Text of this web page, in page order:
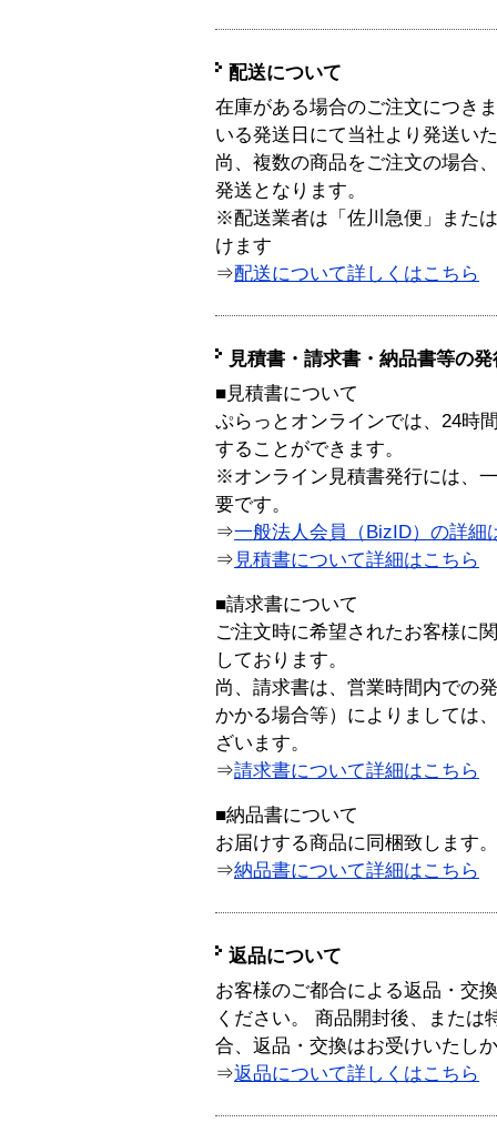
配送について
在庫がある場合のご注文につき
いる発送日にて当社より発送い
尚、複数の商品をご注文の場合
発送となります。
※配送業者は「佐川急便」また
けます
⇒配送について詳しくはこちら
見積書・請求書・納品書等の
■見積書について
ぷらっとオンラインでは、24時
することができます。
※オンライン見積書発行には、
要です。
⇒一般法人会員（BizID）の詳細
⇒ 見積書について詳細はこちら
■請求書について
ご注文時に希望されたお客様に
しております。
尚、請求書は、営業時間内での
かかる場合等）によりましては
ざいます。
⇒請求書について詳細はこちら
■納品書について
お届けする商品に同梱致します。
⇒納品書について詳細はこちら
返品について
お客様のご都合による返品・交
ください。 商品開封後、または
合、返品・交換はお受けいたし
⇒返品について詳しくはこちら